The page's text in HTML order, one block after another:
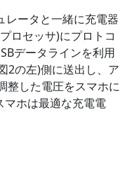
レータと一緒に充電器
ロセッサ)にプロトコ
データラインを利用
2の左)側に送出し、ア
整した電圧をスマホに
マホは最適な充電電